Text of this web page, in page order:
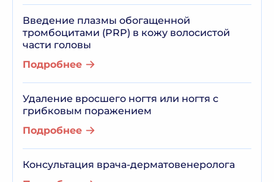
Введение плазмы обогащенной
тромбоцитами (PRP) в кожу волосистой
части головы
Подробнее
Удаление вросшего ногтя или ногтя с
грибковым поражением
Подробнее
Консультация врача-дерматовенеролога